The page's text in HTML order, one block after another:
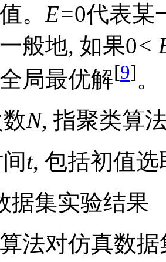
。 E=0代表某
般地, 如果0<
局最优解[9]。
N, 指聚类算
t, 包括初值
据集实验结果
法对仿真数